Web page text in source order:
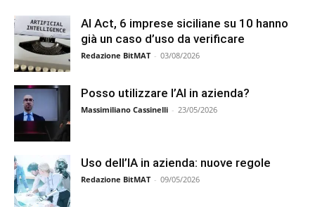
AI Act, 6 imprese siciliane su 10 hanno
già un caso d’uso da verificare
Redazione BitMAT - 03/08/2026
Posso utilizzare l’AI in azienda?
Massimiliano Cassinelli - 23/05/2026
Uso dell’IA in azienda: nuove regole
Redazione BitMAT - 09/05/2026